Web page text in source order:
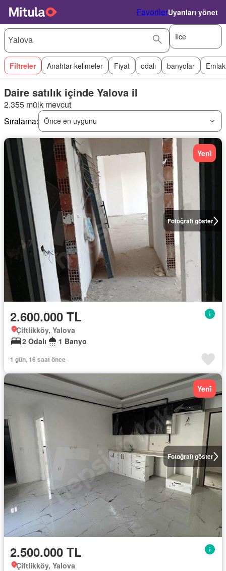
FavorilerUyarıları yönet
Ilce
Filtreler Anahtar kelimeler Fiyat odalı banyolar
Daire satılık içinde Yalova il
2.355 mülk mevcut
Sıralama: Önce en uygunu
Fotoğrafı göster
Yeni̇
2.600.000 TL
Çiftlikköy, Yalova
2 Odalı
1 Banyo
1 gün, 16 saat önce
Fotoğrafı göster
Yeni̇
2.500.000 TL
Çiftlikköy, Yalova